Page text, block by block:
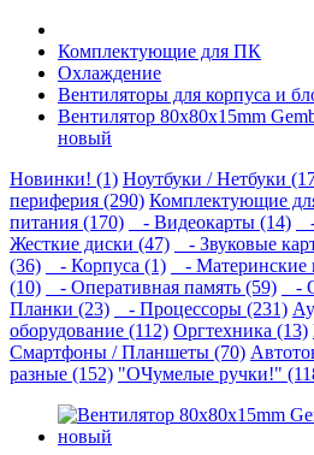
Комплектующие для ПК
Охлаждение
Вентиляторы для корпуса и
Вентилятор 80x80x15mm
новый
Новинки! (1) Ноутбуки / Нетбуки
периферия (290) Комплектующие
питания (170)
- Видеокарты (14)
Жесткие диски (47)
- Звуковые
(36)
- Корпуса (1) - Материнские
(10)
- Оперативная память (59) -
Планки (23)
- Процессоры (231)
оборудование (112) Оргтехника (13)
Смартфоны / Планшеты (70)
разные (152) "ОЧумелые ручки!"